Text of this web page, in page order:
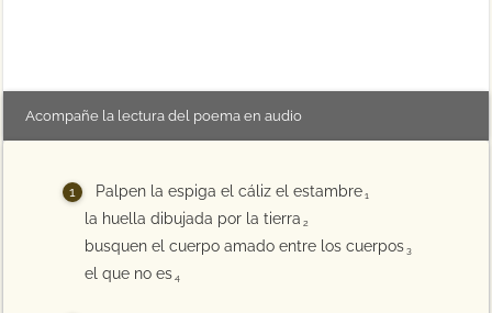
Acompañe la lectura del poema en audio
Palpen la espiga el cáliz el estambre 1
la huella dibujada por la tierra 2
busquen el cuerpo amado entre los cuerpos 3
el que no es 4